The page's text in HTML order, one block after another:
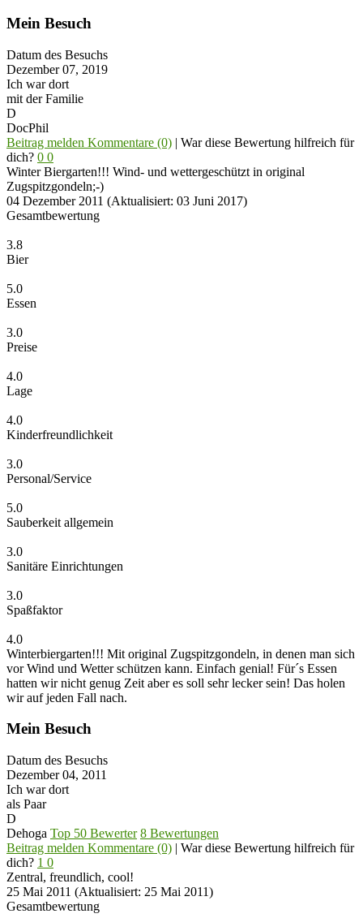
Mein Besuch
Datum des Besuchs
Dezember 07, 2019
Ich war dort
mit der Familie
D
DocPhil
Beitrag melden Kommentare (0) | War diese Bewertung hilfreich für
dich? 0 0
Winter Biergarten!!! Wind- und wettergeschützt in original
Zugspitzgondeln;-)
04 Dezember 2011 (Aktualisiert: 03 Juni 2017)
Gesamtbewertung
3.8
Bier
5.0
Essen
3.0
Preise
4.0
Lage
4.0
Kinderfreundlichkeit
3.0
Personal/Service
5.0
Sauberkeit allgemein
3.0
Sanitäre Einrichtungen
3.0
Spaßfaktor
4.0
Winterbiergarten!!! Mit original Zugspitzgondeln, in denen man sich
vor Wind und Wetter schützen kann. Einfach genial! Für´s Essen
hatten wir nicht genug Zeit aber es soll sehr lecker sein! Das holen
wir auf jeden Fall nach.
Mein Besuch
Datum des Besuchs
Dezember 04, 2011
Ich war dort
als Paar
D
Dehoga Top 50 Bewerter 8 Bewertungen
Beitrag melden Kommentare (0) | War diese Bewertung hilfreich für
dich? 1 0
Zentral, freundlich, cool!
25 Mai 2011 (Aktualisiert: 25 Mai 2011)
Gesamtbewertung